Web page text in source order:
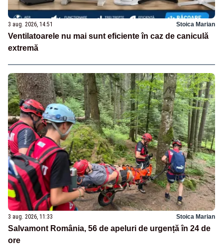
3 aug. 2026, 14:51 Stoica Marian
Ventilatoarele nu mai sunt eficiente în caz de caniculă
extremă
3 aug. 2026, 11:33 Stoica Marian
Salvamont România, 56 de apeluri de urgență în 24 de
ore